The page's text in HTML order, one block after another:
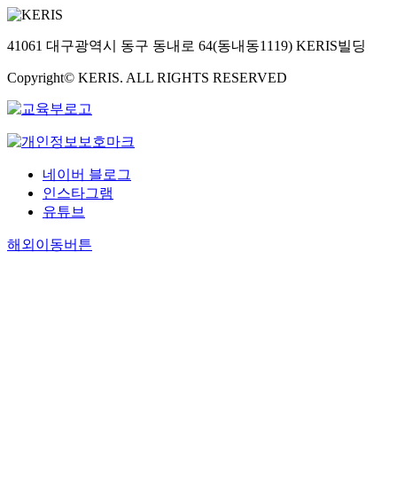
41061 대구광역시 동구 동내로 64(동내동1119) KERIS빌딩
Copyright© KERIS. ALL RIGHTS RESERVED
네이버 블로그
인스타그램
유튜브
해외이동버튼